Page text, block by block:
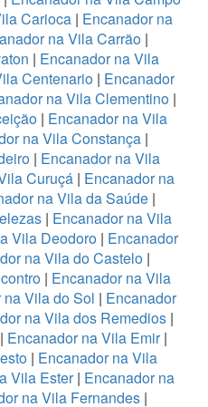
Carioca| Encanador na
na Vila Carrão|
| Encanador na Vila
Centenario| Encanador
na Vila Clementino|
| Encanador na Vila
na Vila Constança |
| Encanador na Vila
Curuçá | Encanador na
na Vila da Saúde|
| Encanador na Vila
Vila Deodoro | Encanador
na Vila do Castelo |
| Encanador na Vila
Vila do Sol | Encanador
na Vila dos Remedios |
| Encanador na Vila Emir|
| Encanador na Vila
Vila Ester| Encanador na
na Vila Fernandes |